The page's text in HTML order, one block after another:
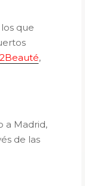
que
,
a Madrid,
de las